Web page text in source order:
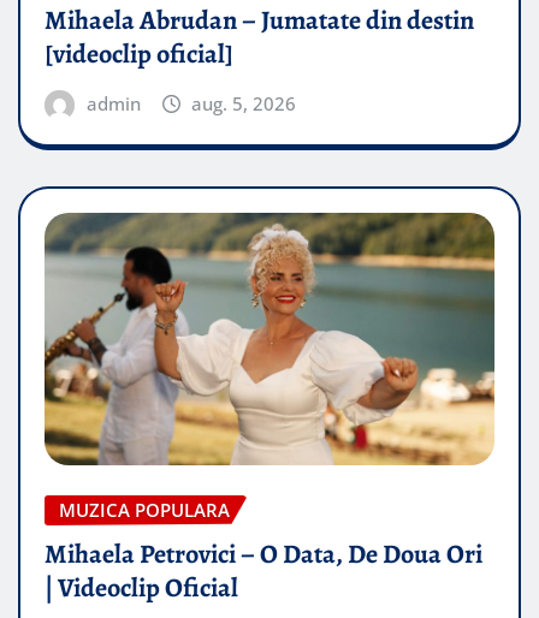
Mihaela Abrudan – Jumatate din destin
[videoclip oficial]
admin aug. 5, 2026
MUZICA POPULARA
Mihaela Petrovici – O Data, De Doua Ori
| Videoclip Oficial